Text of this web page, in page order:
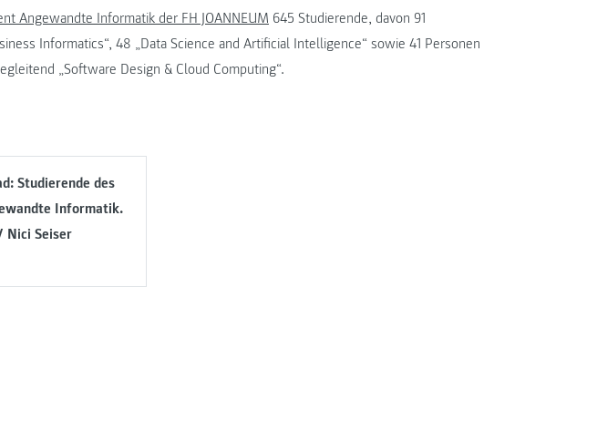
Angewandte Informatik der FH JOANNEUM 645 Studierende, davon 91
Informatics“, 48 „Data Science and Artificial Intelligence“ sowie 41 Personen
„Software Design & Cloud Computing“.
Studierende des
Informatik.
Seiser